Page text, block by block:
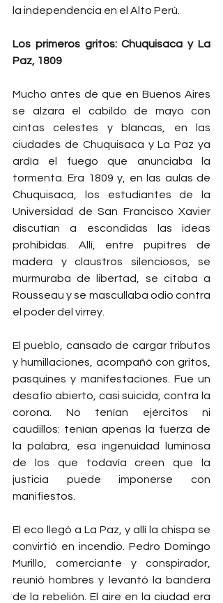
la independencia en el Alto Perú.
Los primeros gritos: Chuquisaca y La
Paz, 1809
Mucho antes de que en Buenos Aires
se alzara el cabildo de mayo con
cintas celestes y blancas, en las
ciudades de Chuquisaca y La Paz ya
ardía el fuego que anunciaba la
tormenta. Era 1809 y, en las aulas de
Chuquisaca, los estudiantes de la
Universidad de San Francisco Xavier
discutían a escondidas las ideas
prohibidas. Allí, entre pupitres de
madera y claustros silenciosos, se
murmuraba de libertad, se citaba a
Rousseau y se mascullaba odio contra
el poder del virrey.
El pueblo, cansado de cargar tributos
y humillaciones, acompañó con gritos,
pasquines y manifestaciones. Fue un
desafío abierto, casi suicida, contra la
corona. No tenían ejércitos ni
caudillos: tenían apenas la fuerza de
la palabra, esa ingenuidad luminosa
de los que todavía creen que la
justicia puede imponerse con
manifiestos.
El eco llegó a La Paz, y allí la chispa se
convirtió en incendio. Pedro Domingo
Murillo, comerciante y conspirador,
reunió hombres y levantó la bandera
de la rebelión. El aire en la ciudad era